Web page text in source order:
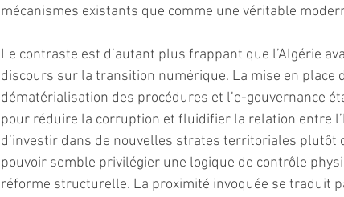
mécanismes existants que comme une véritable
Le contraste est d’autant plus frappant que l’Algérie
discours sur la transition numérique. La mise en place
dématérialisation des procédures et l’e-gouvernance
pour réduire la corruption et fluidifier la relation entre
d’investir dans de nouvelles strates territoriales plutôt
pouvoir semble privilégier une logique de contrôle
réforme structurelle. La proximité invoquée se traduit